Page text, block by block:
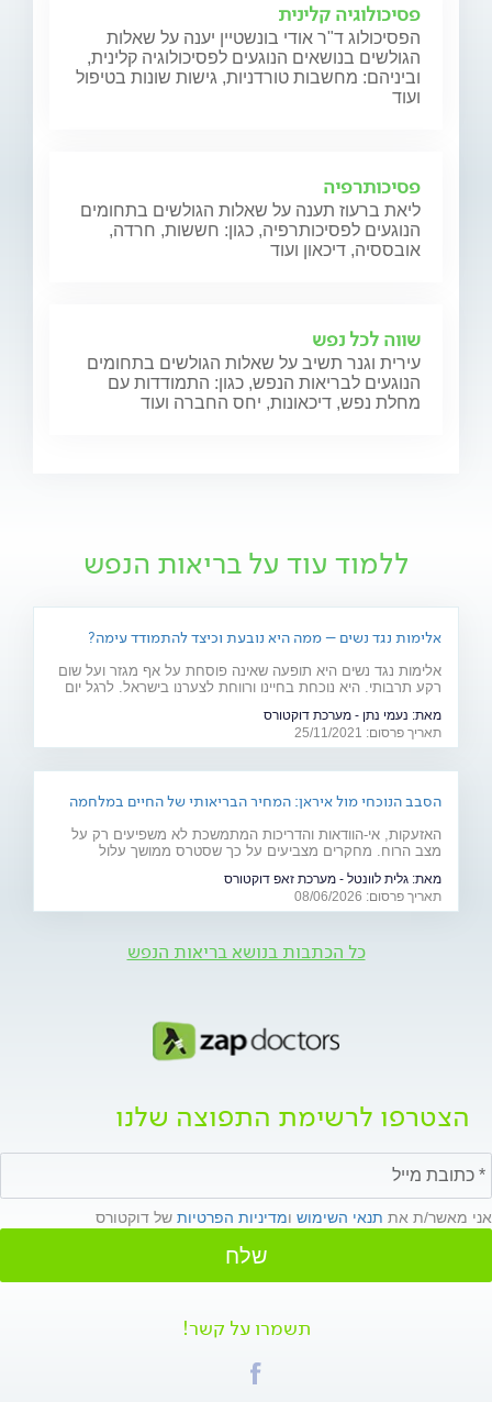
פסיכולוגיה קלינית
הפסיכולוג ד"ר אודי בונשטיין יענה על שאלות
הגולשים בנושאים הנוגעים לפסיכולוגיה קלינית,
וביניהם: מחשבות טורדניות, גישות שונות בטיפול
ועוד
פסיכותרפיה
ליאת ברעוז תענה על שאלות הגולשים בתחומים
הנוגעים לפסיכותרפיה, כגון: חששות, חרדה,
אובססיה, דיכאון ועוד
שווה לכל נפש
עירית וגנר תשיב על שאלות הגולשים בתחומים
הנוגעים לבריאות הנפש, כגון: התמודדות עם
מחלת נפש, דיכאונות, יחס החברה ועוד
ללמוד עוד על בריאות הנפש
אלימות נגד נשים – ממה היא נובעת וכיצד להתמודד עימה?
אלימות נגד נשים היא תופעה שאינה פוסחת על אף מגזר ועל שום
רקע תרבותי. היא נוכחת בחיינו ורווחת לצערנו בישראל. לרגל יום
מרצה באוניברסיטת בר אילן ומחבר הספר "גברים מדברים
אלימות", מסביר את הגורמים לה
מאת: נעמי נתן - מערכת דוקטורס
תאריך פרסום: 25/11/2021
הסבב הנוכחי מול איראן: המחיר הבריאותי של החיים במלחמה
האזעקות, אי-הוודאות והדריכות המתמשכת לא משפיעים רק על
מצב הרוח. מחקרים מצביעים על כך שסטרס ממושך עלול
מהלב ועד העור, אילו תופעות בריאותיות עלולות להתגבר בתקופות
של מתיחות ביטחונית ומה ניתן לעשות כדי לשמור על הבריאות
מאת: גלית לוונטל - מערכת זאפ דוקטורס
תאריך פרסום: 08/06/2026
כל הכתבות בנושא בריאות הנפש
הצטרפו לרשימת התפוצה שלנו
אני מאשר/ת את תנאי השימוש ומדיניות הפרטיות של דוקטורס
שלח
תשמרו על קשר!